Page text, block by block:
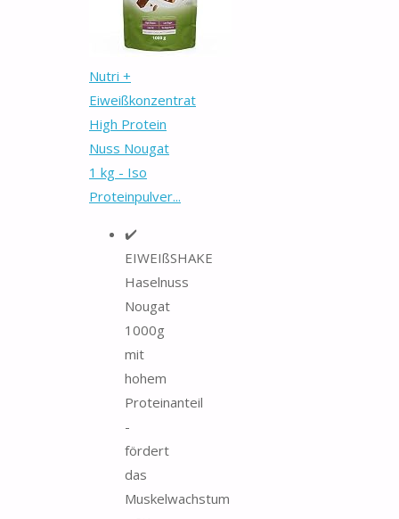
Nutri +
Eiweißkonzentrat
High Protein
Nuss Nougat
1 kg - Iso
Proteinpulver...
✔️
EIWEIßSHAKE
Haselnuss
Nougat
1000g
mit
hohem
Proteinanteil
-
fördert
das
Muskelwachstum